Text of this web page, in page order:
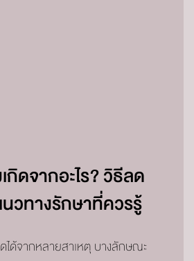
กิดจากอะไร? วิธีลด
นวทางรักษาที่ควรรู้
ได้จากหลายสาเหตุ บางลักษณะ